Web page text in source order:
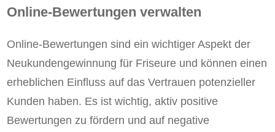
Online-Bewertungen verwalten
Online-Bewertungen sind ein wichtiger Aspekt der
Neukundengewinnung für Friseure und können einen
erheblichen Einfluss auf das Vertrauen potenzieller
Kunden haben. Es ist wichtig, aktiv positive
Bewertungen zu fördern und auf negative